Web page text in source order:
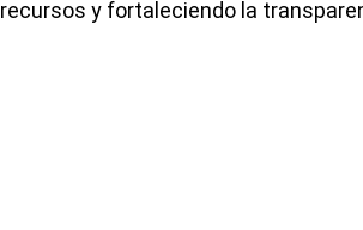
recursos y fortaleciendo la